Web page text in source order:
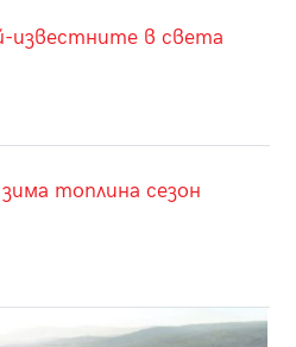
известните в света
зима топлина сезон